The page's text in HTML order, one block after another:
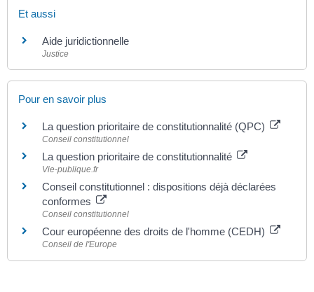
Et aussi
Aide juridictionnelle
Justice
Pour en savoir plus
La question prioritaire de constitutionnalité (QPC)
Conseil constitutionnel
La question prioritaire de constitutionnalité
Vie-publique.fr
Conseil constitutionnel : dispositions déjà déclarées
conformes
Conseil constitutionnel
Cour européenne des droits de l'homme (CEDH)
Conseil de l'Europe